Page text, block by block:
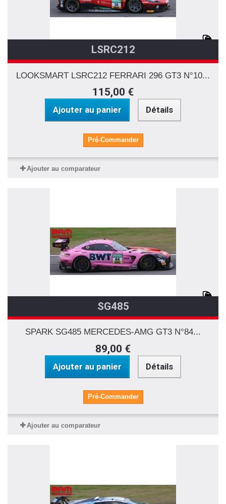
LSRC212
LOOKSMART LSRC212 FERRARI 296 GT3 N°10...
115,00 €
Ajouter au panier Détails
Pré-Commander
Ajouter au comparateur
SG485
SPARK SG485 MERCEDES-AMG GT3 N°84...
89,00 €
Ajouter au panier Détails
Pré-Commander
Ajouter au comparateur